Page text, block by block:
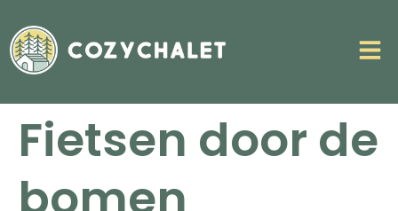
Fietsen door de